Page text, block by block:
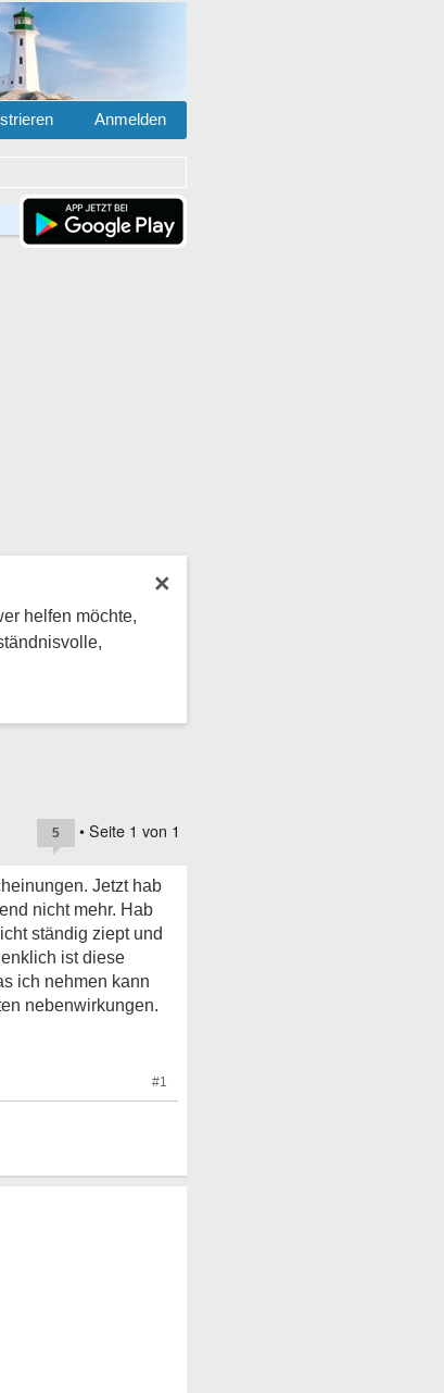
Anmelden
×
helfen möchte,
5 • Seite 1 von 1
Jetzt hab
nicht mehr. Hab
ständig ziept und
ist diese
ich nehmen kann
nebenwirkungen.
#1